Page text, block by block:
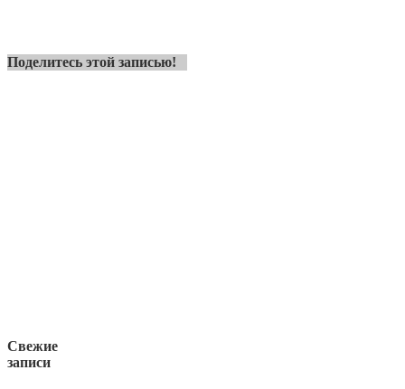
Поделитесь этой записью!
Свежие
записи